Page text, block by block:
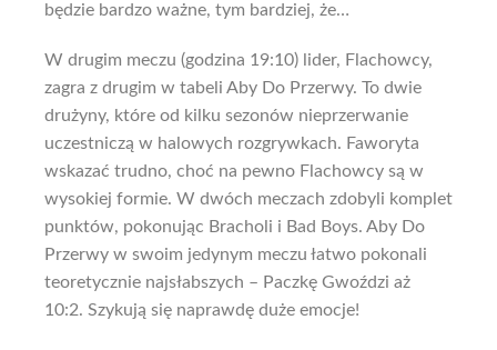
będzie bardzo ważne, tym bardziej, że…
W drugim meczu (godzina 19:10) lider, Flachowcy,
zagra z drugim w tabeli Aby Do Przerwy. To dwie
drużyny, które od kilku sezonów nieprzerwanie
uczestniczą w halowych rozgrywkach. Faworyta
wskazać trudno, choć na pewno Flachowcy są w
wysokiej formie. W dwóch meczach zdobyli komplet
punktów, pokonując Bracholi i Bad Boys. Aby Do
Przerwy w swoim jedynym meczu łatwo pokonali
teoretycznie najsłabszych – Paczkę Gwoździ aż
10:2. Szykują się naprawdę duże emocje!